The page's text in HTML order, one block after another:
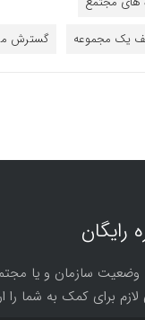
یک مجموعه
گسترش
رایگان
وضعیت سازمان و یا
برای کمک به شما را